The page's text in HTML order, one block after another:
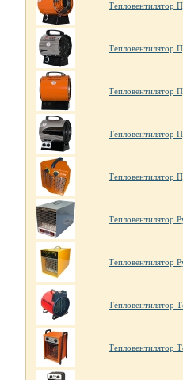
Тепловентилятор
Тепловентилятор
Тепловентилятор
Тепловентилятор
Тепловентилятор
Тепловентилятор
Тепловентилятор
Тепловентилятор
Тепловентилятор